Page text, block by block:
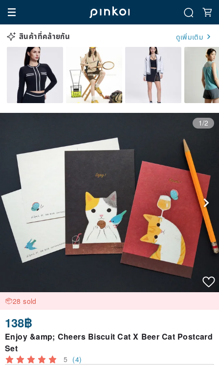
สินค้าที่คล้ายกัน ดูเพิ่มเติม
1/2
28 sold
138฿
Enjoy &amp; Cheers Biscuit Cat X Beer Cat Postcard
Set
5 (4)